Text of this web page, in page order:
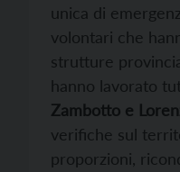
unica di
volontari che
strutture
hanno lavorato
Zambotto e
verifiche sul
proporzioni,